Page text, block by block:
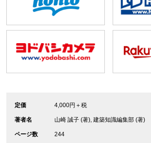
定価 4,000円＋税
著者名 山崎 誠子 (著), 建築知識編集部 (著)
ページ数 244